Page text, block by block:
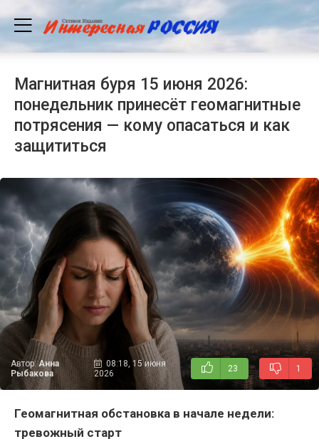
Магнитная буря 15 июня 2026:
понедельник принесёт геомагнитные
потрясения — кому опасаться и как
защититься
Автор:Анна
Рыбакова
08:18, 15 июня
2026
23 1
Геомагнитная обстановка в начале недели:
тревожный старт